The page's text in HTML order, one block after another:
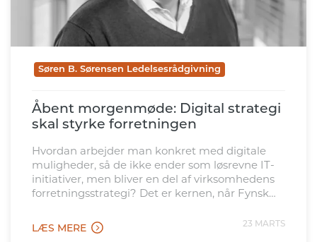
Søren B. Sørensen Ledelsesrådgivning
Åbent morgenmøde: Digital strategi
skal styrke forretningen
Hvordan arbejder man konkret med digitale
muligheder, så de ikke ender som løsrevne IT-
initiativer, men bliver en del af virksomhedens
forretningsstrategi? Det er kernen, når Fynsk
ansvar for digital strategi til åbent
morgenmøde sammen med NetværksForum
LÆS MERE 23 MARTS